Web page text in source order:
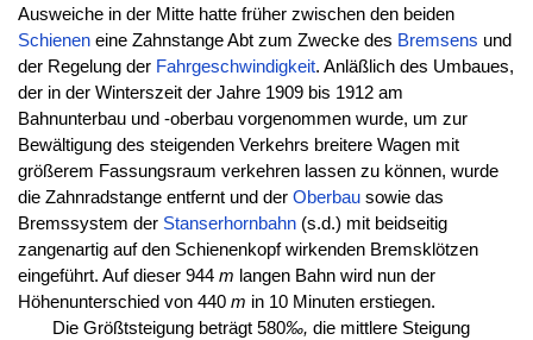
Ausweiche in der Mitte hatte früher zwischen den beiden
Schieneneine Zahnstange Abt zum Zwecke des Bremsens und
der Regelung der Fahrgeschwindigkeit. Anläßlich des Umbaues,
der in der Winterszeit der Jahre 1909 bis 1912 am
Bahnunterbau und -oberbau vorgenommen wurde, um zur
Bewältigung des steigenden Verkehrs breitere Wagen mit
größerem Fassungsraum verkehren lassen zu können, wurde
die Zahnradstange entfernt und der Oberbausowie das
Bremssystem der Stanserhornbahn(s.d.) mit beidseitig
zangenartig auf den Schienenkopf wirkenden Bremsklötzen
eingeführt. Auf dieser 944 m langen Bahn wird nun der
Höhenunterschied von 440 m in 10 Minuten erstiegen.
Die Größtsteigung beträgt 580‰, die mittlere Steigung